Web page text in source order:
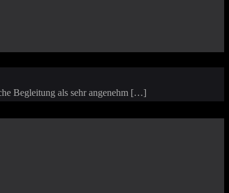
Begleitung als sehr angenehm […]